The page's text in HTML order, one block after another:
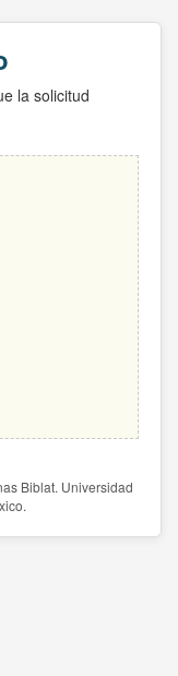
la solicitud
Biblat. Universidad